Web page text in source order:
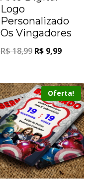
Logo
Personalizado
Os Vingadores
R$18,99 R$ 9,99
Oferta!